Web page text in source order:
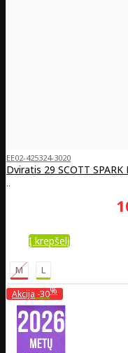
EE02-425324-3020
Dviratis 29 SCOTT
..
Į krepšelį
M L
Akcija -30%